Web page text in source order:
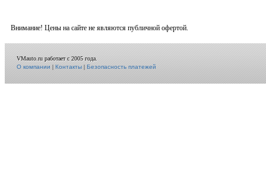
Внимание! Цены на сайте не являются публичной офертой.
VMauto.ru работает с 2005 года.
О компании|Контакты|Безопасность платежей